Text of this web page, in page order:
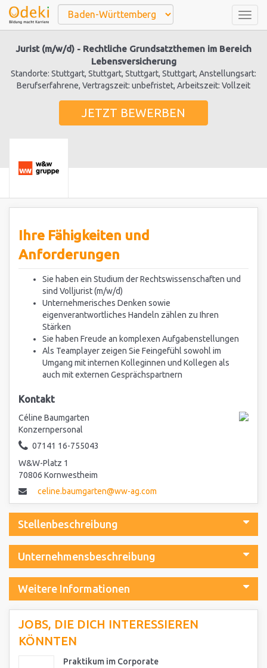
Jurist (m/w/d) - Rechtliche Grundsatzthemen im Bereich
Lebensversicherung
Standorte: Stuttgart, Stuttgart, Stuttgart, Stuttgart, Anstellungsart:
Berufserfahrene, Vertragszeit: unbefristet, Arbeitszeit: Vollzeit
JETZT BEWERBEN
Ihre Fähigkeiten und
Anforderungen
Sie haben ein Studium der Rechtswissenschaften und
sind Volljurist (m/w/d)
Unternehmerisches Denken sowie
eigenverantwortliches Handeln zählen zu Ihren
Stärken
Sie haben Freude an komplexen Aufgabenstellungen
Als Teamplayer zeigen Sie Feingefühl sowohl im
Umgang mit internen Kolleginnen und Kollegen als
auch mit externen Gesprächspartnern
Kontakt
Céline Baumgarten
Konzernpersonal
07141 16-755043
W&W-Platz 1
70806 Kornwestheim
celine.baumgarten@ww-ag.com
Stellenbeschreibung
Unternehmensbeschreibung
Weitere Informationen
JOBS, DIE DICH INTERESSIEREN
KÖNNTEN
Praktikum im Corporate